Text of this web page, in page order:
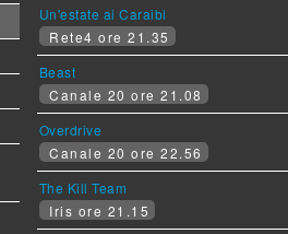
Un'estate ai Caraibi
Rete4 ore 21.35
Beast
Canale 20 ore 21.08
Overdrive
Canale 20 ore 22.56
The Kill Team
Iris ore 21.15